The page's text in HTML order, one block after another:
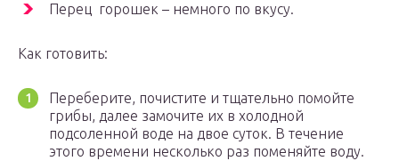
Перец горошек – немного по вкусу.
Как готовить:
Переберите, почистите и тщательно помойте
грибы, далее замочите их в холодной
подсоленной воде на двое суток. В течение
этого времени несколько раз поменяйте воду.